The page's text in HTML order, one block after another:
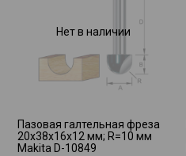
Нет в наличии
Пазовая галтельная фреза
20х38х16х12 мм; R=10 мм
Makita D-10849